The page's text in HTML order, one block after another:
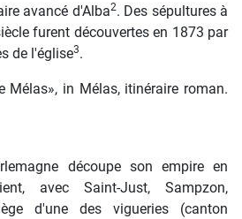
avancé d'Alba2. Des sépultures à
furent découvertes en 1873 par
de l'église3.
Mélas», in Mélas, itinéraire roman.
découpe son empire en
avec Saint-Just, Sampzon,
d'une des vigueries (canton